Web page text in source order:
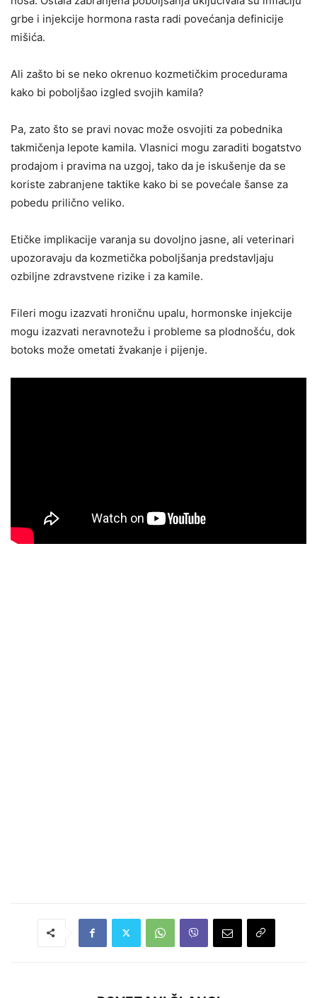
grbe i injekcije hormona rasta radi povećanja definicije
mišića.
Ali zašto bi se neko okrenuo kozmetičkim procedurama
kako bi poboljšao izgled svojih kamila?
Pa, zato što se pravi novac može osvojiti za pobednika
takmičenja lepote kamila. Vlasnici mogu zaraditi bogatstvo
prodajom i pravima na uzgoj, tako da je iskušenje da se
koriste zabranjene taktike kako bi se povećale šanse za
pobedu prilično veliko.
Etičke implikacije varanja su dovoljno jasne, ali veterinari
upozoravaju da kozmetička poboljšanja predstavljaju
ozbiljne zdravstvene rizike i za kamile.
Fileri mogu izazvati hroničnu upalu, hormonske injekcije
mogu izazvati neravnotežu i probleme sa plodnošću, dok
botoks može ometati žvakanje i pijenje.